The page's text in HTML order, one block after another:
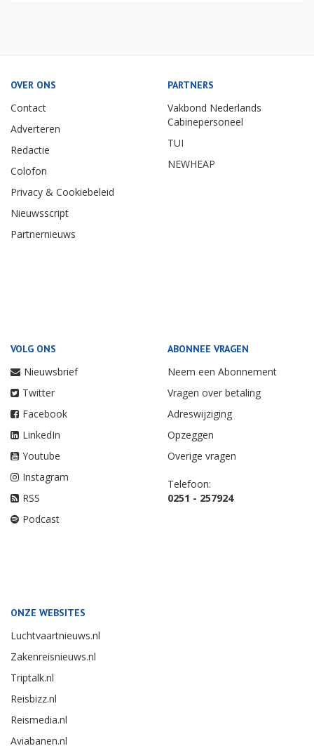
OVER ONS
Contact
Adverteren
Redactie
Colofon
Privacy & Cookiebeleid
Nieuwsscript
Partnernieuws
PARTNERS
Vakbond Nederlands
Cabinepersoneel
TUI
NEWHEAP
VOLG ONS
Nieuwsbrief
Twitter
Facebook
LinkedIn
Youtube
Instagram
RSS
Podcast
ABONNEE VRAGEN
Neem een Abonnement
Vragen over betaling
Adreswijziging
Opzeggen
Overige vragen
Telefoon:
0251 - 257924
ONZE WEBSITES
Luchtvaartnieuws.nl
Zakenreisnieuws.nl
Triptalk.nl
Reisbizz.nl
Reismedia.nl
Aviabanen.nl